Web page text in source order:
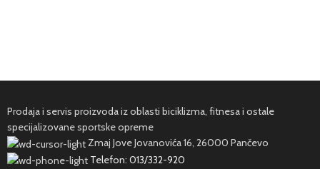
Prodaja i servis proizvoda iz oblasti biciklizma, fitnesa i ostale
specijalizovane sportske opreme
Zmaj Jove Jovanovića 16, 26000 Pančevo
Telefon: 013/332-920